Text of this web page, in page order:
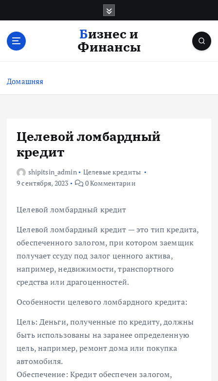
с
Бизнес и
Финансы
Домашняя
Целевой ломбардный
кредит
shipitsin_admin
Целевые кредиты
9 сентября, 2023
0 Комментарии
Целевой ломбардный кредит
Целевой ломбардный кредит — это тип кредита,
обеспеченного залогом, при котором заемщик
получает ссуду под залог ценного актива,
например, недвижимости, транспортного
средства или драгоценностей.
Особенности целевого ломбардного кредита:
Цель: Деньги, полученные по кредиту, должны
быть использованы на заранее определенную
цель, например, ремонт дома или покупка
автомобиля.
Обеспечение: Кредит обеспечен залогом,